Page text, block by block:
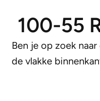
100-55
Ben je op zoek
de vlakke